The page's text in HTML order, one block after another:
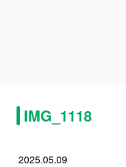
IMG_1118
2025.05.09